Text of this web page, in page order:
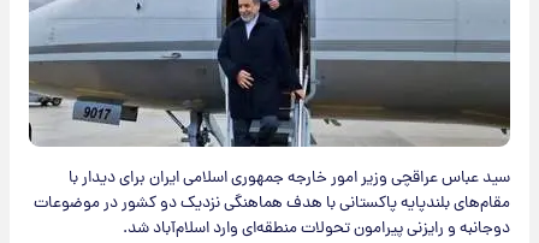
سید عباس عراقچی وزیر امور خارجه جمهوری اسلامی ایران برای دیدار با
مقام‌های بلندپایه پاکستانی با هدف هماهنگی نزدیک دو کشور در موضوعات
دوجانبه و رایزنی پیرامون تحولات منطقه‌ای وارد اسلام‌آباد شد.